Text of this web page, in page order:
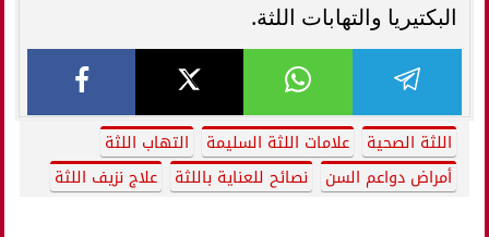
البكتيريا والتهابات اللثة.
اللثة الصحية علامات اللثة السليمة
التهاب اللثة
أمراض دواعم السن
نصائح للعناية باللثة علاج نزيف اللثة